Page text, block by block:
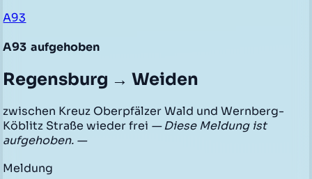
A93
A93 aufgehoben
Regensburg → Weiden
zwischen Kreuz Oberpfälzer Wald und Wernberg-
Köblitz Straße wieder frei — Diese Meldung ist
aufgehoben. —
Meldung